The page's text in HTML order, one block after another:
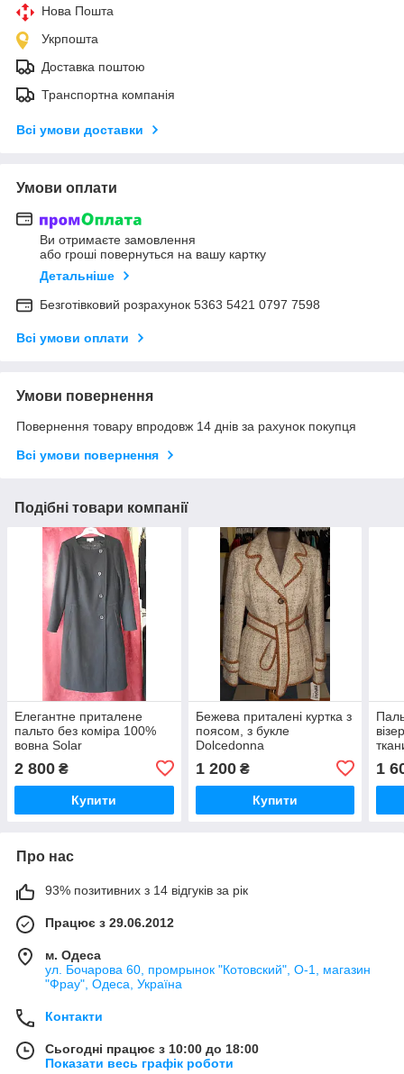
Нова Пошта
Укрпошта
Доставка поштою
Транспортна компанія
Всі умови доставки
Умови оплати
Ви отримаєте замовлення
або гроші повернуться на вашу картку
Детальніше
Безготівковий розрахунок 5363 5421 0797 7598
Всі умови оплати
Умови повернення
Повернення товару впродовж 14 днів за рахунок покупця
Всі умови повернення
Подібні товари компанії
Елегантне приталене
пальто без коміра 100%
вовна Solar
2 800 ₴
Купити
Бежева приталені куртка з
поясом, з букле
Dolcedonna
1 200₴
Купити
1
Про нас
93% позитивних з 14 відгуків за рік
Працює з 29.06.2012
м. Одеса
ул. Бочарова 60, промрынок "Котовский", О-1, магазин
"Фрау", Одеса, Україна
Контакти
Сьогодні працює з 10:00 до 18:00
Показати весь графік роботи